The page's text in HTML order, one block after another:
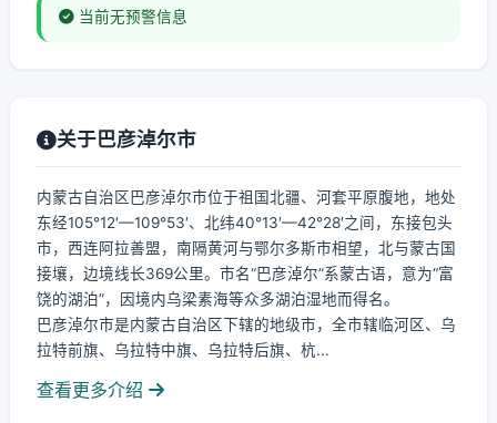
当前无预警信息
关于巴彦淖尔市
内蒙古自治区巴彦淖尔市位于祖国北疆、河套平原腹地，地处
东经105°12′—109°53′、北纬40°13′—42°28′之间，东接包头
市，西连阿拉善盟，南隔黄河与鄂尔多斯市相望，北与蒙古国
接壤，边境线长369公里。市名“巴彦淖尔”系蒙古语，意为“富
饶的湖泊”，因境内乌梁素海等众多湖泊湿地而得名。
巴彦淖尔市是内蒙古自治区下辖的地级市，全市辖临河区、乌
拉特前旗、乌拉特中旗、乌拉特后旗、杭...
查看更多介绍